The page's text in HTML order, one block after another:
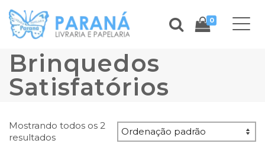
0
Brinquedos
Satisfatórios
Mostrando todos os 2
resultados